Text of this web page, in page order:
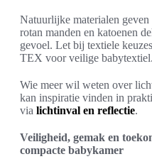
Natuurlijke materialen
rotan manden en katoenen
gevoel. Let bij textiele
TEX voor veilige babytextiel.
Wie meer wil weten over
kan inspiratie vinden in
via lichtinval en reflectie.
Veiligheid, gemak en
compacte babykamer